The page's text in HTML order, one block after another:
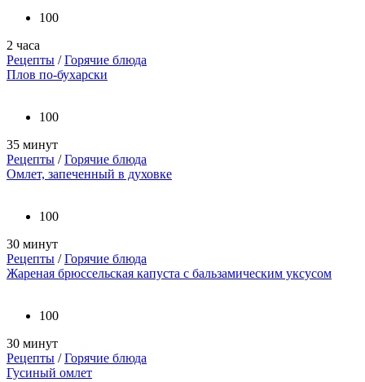
100
2 часа
Рецепты /Горячие блюда
Плов по-бухарски
100
35 минут
Рецепты /Горячие блюда
Омлет, запеченный в духовке
100
30 минут
Рецепты /Горячие блюда
Жареная брюссельская капуста с бальзамическим уксусом
100
30 минут
Рецепты /Горячие блюда
Гусиный омлет